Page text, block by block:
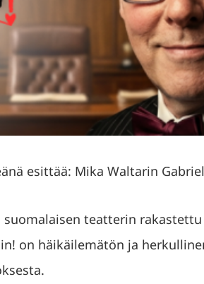
esittää: Mika Waltarin
suomalaisen teatterin
on häikäilemätön ja